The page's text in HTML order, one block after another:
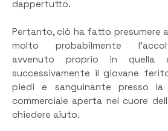
dappertutto.
Pertanto, ciò ha fatto presumere
molto probabilmente
avvenuto proprio in quella
successivamente il giovane
piedi e sanguinante presso
commerciale aperta nel cuore
chiedere aiuto.